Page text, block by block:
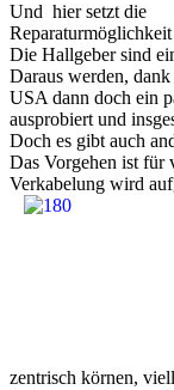
Und hier setzt die
Die Hallgeber sind
Daraus werden,
USA dann doch ein
ausprobiert und
Doch es gibt auch
Das Vorgehen ist für
Verkabelung wird
zentrisch körnen,